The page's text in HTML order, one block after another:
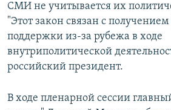
СМИ не учитывается их
"Этот закон связан с
поддержки из-за рубежа в ходе
внутриполитической
российский президент.
В ходе пленарной сессии